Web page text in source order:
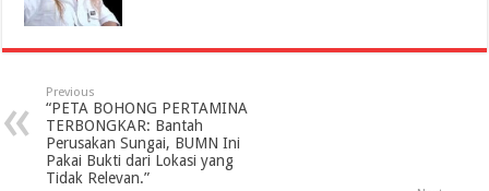
Previous
“PETA BOHONG PERTAMINA
TERBONGKAR: Bantah
Perusakan Sungai, BUMN Ini
Pakai Bukti dari Lokasi yang
Tidak Relevan.”